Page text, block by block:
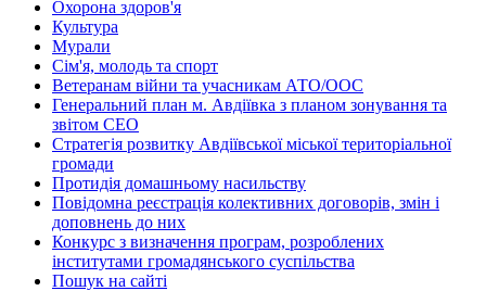
Охорона здоров'я
Культура
Мурали
Сім'я, молодь та спорт
Ветеранам війни та учасникам АТО/ООС
Генеральний план м. Авдіївка з планом зонування та
звітом СЕО
Стратегія розвитку Авдіївської міської територіальної
громади
Протидія домашньому насильству
Повідомна реєстрація колективних договорів, змін і
доповнень до них
Конкурс з визначення програм, розроблених
інститутами громадянського суспільства
Пошук на сайті